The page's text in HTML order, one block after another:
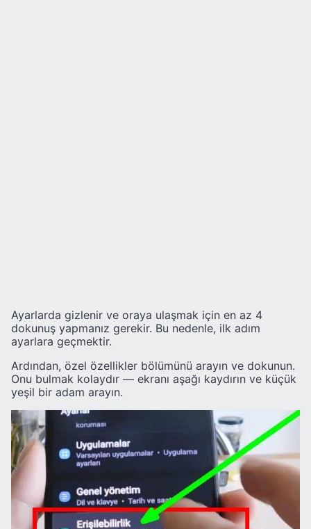
Ayarlarda gizlenir ve oraya ulaşmak için en az 4
dokunuş yapmanız gerekir. Bu nedenle, ilk adım
ayarlara geçmektir.
Ardından, özel özellikler bölümünü arayın ve dokunun.
Onu bulmak kolaydır — ekranı aşağı kaydırın ve küçük
yeşil bir adam arayın.